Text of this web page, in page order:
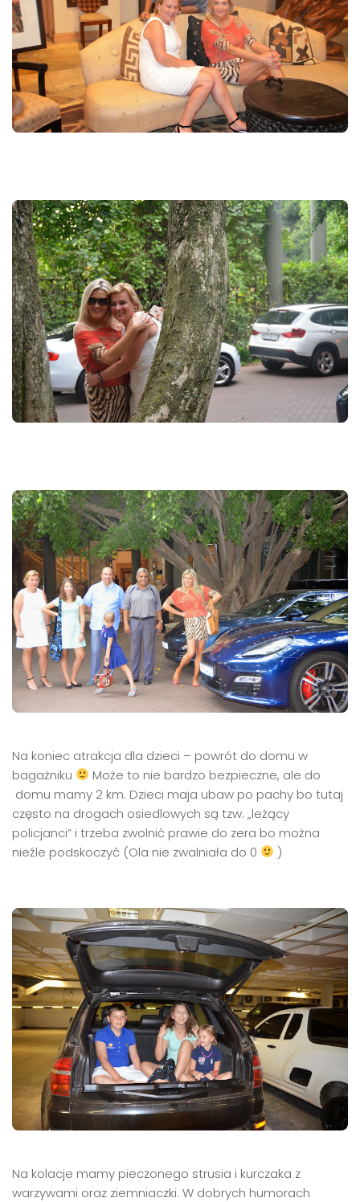
Na koniec atrakcja dla dzieci – powrót do domu w
bagażniku
Może to nie bardzo bezpieczne, ale do
domu mamy 2 km. Dzieci maja ubaw po pachy bo tutaj
często na drogach osiedlowych są tzw. „leżący
policjanci” i trzeba zwolnić prawie do zera bo można
nieźle podskoczyć (Ola nie zwalniała do 0
)
Na kolacje mamy pieczonego strusia i kurczaka z
warzywami oraz ziemniaczki. W dobrych humorach